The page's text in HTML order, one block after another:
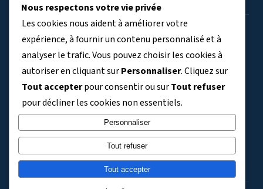
ÉTABLISSEMENTS PAR RÉGION
Auvergne-Rhône-Alpes (7804)Bourgogne-Franche-Comté(3409)
Bretagne(3038)Centre-Val de Loire(2691)Corse(329) Grand Est(5763)
Guadeloupe(411)Guyane(140)Hauts-de-France (6356)
Ile-de-France(9120)La Réunion(734)Martinique(363)
Nouvelle-Aquitaine(5992)
Pays de la Loire(3576)Provence-Alpes-Côte d'Azur(4101)
TOM et Collectivités territoriales(721)
Nous respectons votre vie privée
Les cookies nous aident à améliorer votre
expérience, à fournir un contenu personnalisé et à
analyser le trafic. Vous pouvez choisir les cookies à
autoriser en cliquant surPersonnaliser. Cliquez sur
Tout accepterpour consentir ou surTout refuser
pour décliner les cookies non essentiels.
Personnaliser
Tout refuser
Tout accepter